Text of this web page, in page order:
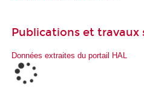
Publications et travaux
Données extraites du portail HAL